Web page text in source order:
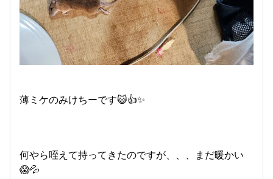
薄ミケのみけちーです😺👍✨
何やら咥えて持ってきたのですが、、、まだ暖かい
😱💦